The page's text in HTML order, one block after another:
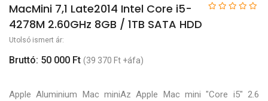
MacMini 7,1 Late2014 Intel Core i5-
4278M 2.60GHz 8GB / 1TB SATA HDD
Utolsó ismert ár:
Bruttó: 50 000 Ft (39 370 Ft +áfa)
Apple Aluminium Mac miniAz Apple Mac mini "Core i5" 2.6